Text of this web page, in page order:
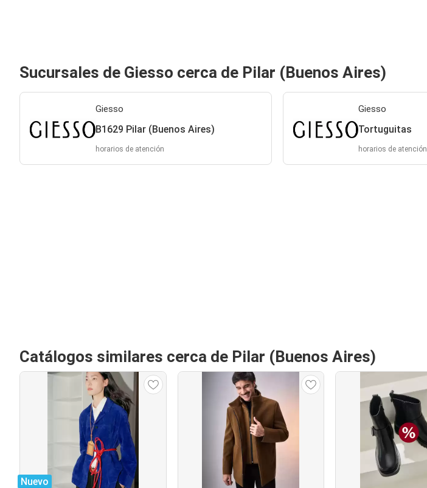
Sucursales de Giesso cerca de Pilar (Buenos Aires)
Giesso
B1629 Pilar (Buenos Aires)
horarios de atención
Giesso
Tortuguitas
horarios de atención
Catálogos similares cerca de Pilar (Buenos Aires)
Nuevo